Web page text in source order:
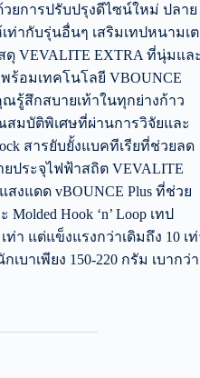
วยการปรับปรุงดีไซน์ใหม่ ปลาย
ากับรุ่นอื่นๆ เสริมเทปหนามเ
VEVALITE EXTRA ที่นุ่มและ
ร้อมเทคโนโลยี VBOUNCE
ณรู้สึกสบายเท้าในทุกย่างก้าว
มบัติพิเศษที่ผ่านการวิจัยและ
สารยับยั้งแบคทีเรียที่ช่วยลด
ยประจุไฟฟ้าสถิต VEVALITE
งแดด vBOUNCE Plus ที่ช่วย
Hook ‘n’ Loop เทป
า แต่แข็งแรงกว่าเดิมถึง 10 เท่
บาเพียง 150-220 กรัม เบากว่า